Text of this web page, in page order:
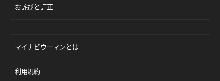
お詫びと訂正
マイナビウーマンとは
利用規約